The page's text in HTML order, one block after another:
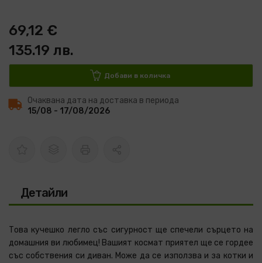
69,12 €
135.19 лв.
Добави в количка
Очаквана дата на доставка в периода
15/08 - 17/08/2026
Детайли
Това кучешко легло със сигурност ще спечели сърцето на
домашния ви любимец! Вашият космат приятел ще се гордее
със собствения си диван. Може да се използва и за котки и